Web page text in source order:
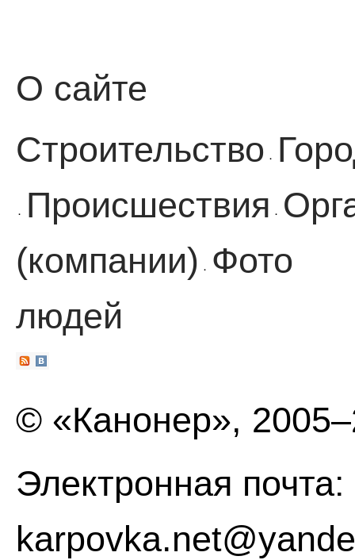
О сайте
Строительство ·
· Происшествия ·
(компании)
·
Фото
людей
© «Канонер»,
Электронная почта: